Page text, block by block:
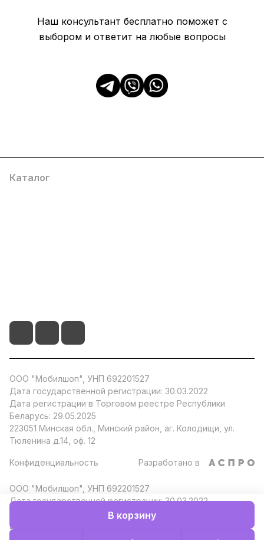
В корзину
Наш консультант бесплатно поможет с
выбором и ответит на любые вопросы
Каталог
ООО "Мобилшоп", УНП 692201527
Дата государственной регистрации: 30.03.2022
Дата регистрации в Торговом реестре Республики
Беларусь: 29.05.2025
223051 Минская обл., Минский район, аг. Колодищи, ул.
Тюленина д.14, оф. 12
Конфиденциальность Разработано в
ООО "Мобилшоп", УНП 692201527
Дата государственной регистрации: 30.03.2022
Дата регистрации в Торговом реестре Республики
Беларусь: 29.05.2025